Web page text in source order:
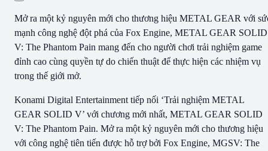
Mở ra một kỷ nguyên mới cho thương hiệu METAL GEAR với
mạnh công nghệ đột phá của Fox Engine, METAL GEAR SOLID
V: The Phantom Pain mang đến cho người chơi trải nghiệm game
đỉnh cao cùng quyền tự do chiến thuật để thực hiện các nhiệm vụ
trong thế giới mở.
Konami Digital Entertainment tiếp nối ‘Trải nghiệm METAL
GEAR SOLID V’ với chương mới nhất, METAL GEAR SOLID
V: The Phantom Pain. Mở ra một kỷ nguyên mới cho thương hiệu
với công nghệ tiên tiến được hỗ trợ bởi Fox Engine, MGSV: The